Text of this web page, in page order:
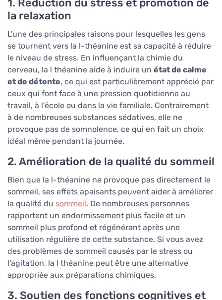
1. Réduction du stress et promotion de
la relaxation
L'une des principales raisons pour lesquelles les gens
se tournent vers la l-théanine est sa capacité à réduire
le niveau de stress. En influençant la chimie du
cerveau, la l théanine aide à induire un état de calme
et de détente, ce qui est particulièrement apprécié par
ceux qui font face à une pression quotidienne au
travail, à l'école ou dans la vie familiale. Contrairement
à de nombreuses substances sédatives, elle ne
provoque pas de somnolence, ce qui en fait un choix
idéal même pendant la journée.
2. Amélioration de la qualité du sommeil
Bien que la l-théanine ne provoque pas directement le
sommeil, ses effets apaisants peuvent aider à améliorer
la qualité du sommeil. De nombreuses personnes
rapportent un endormissement plus facile et un
sommeil plus profond et régénérant après une
utilisation régulière de cette substance. Si vous avez
des problèmes de sommeil causés par le stress ou
l'agitation, la l théanine peut être une alternative
appropriée aux préparations chimiques.
3. Soutien des fonctions cognitives et